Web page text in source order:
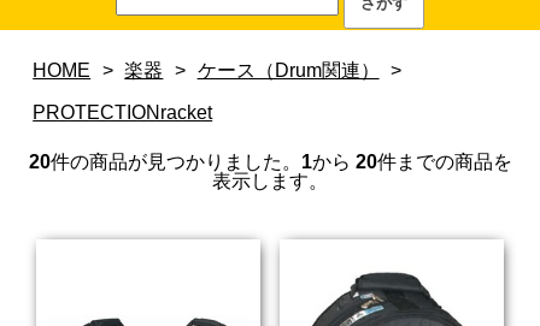
HOME > 楽器 > ケース（Drum関連） >
PROTECTIONracket
20件の商品が見つかりました。 1から 20件までの商品を
表示します。